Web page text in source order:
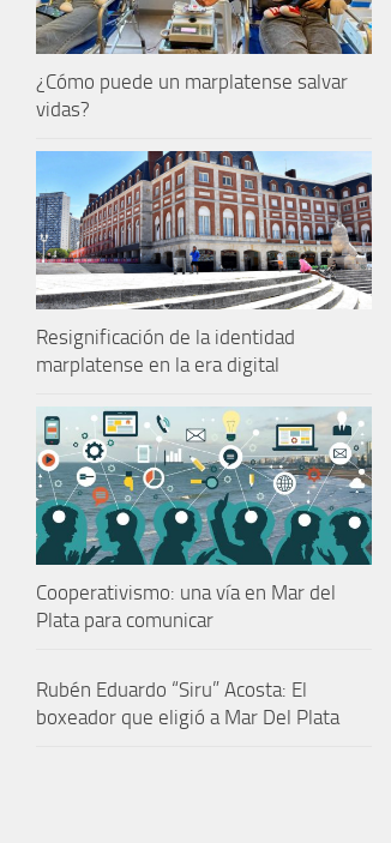
¿Cómo puede un marplatense salvar
vidas?
Resignificación de la identidad
marplatense en la era digital
Cooperativismo: una vía en Mar del
Plata para comunicar
Rubén Eduardo “Siru” Acosta: El
boxeador que eligió a Mar Del Plata